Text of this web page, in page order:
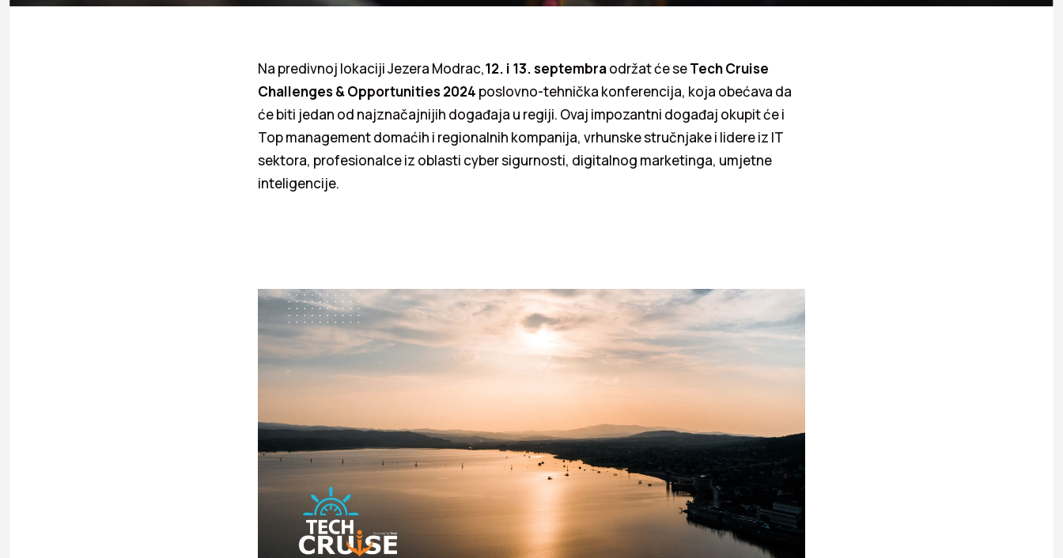
Na predivnoj lokaciji Jezera Modrac,12. i 13. septembraodržat će seTech Cruise
Challenges & Opportunities 2024 poslovno-tehnička konferencija, koja obećava da
će biti jedan od najznačajnijih događaja u regiji. Ovaj impozantni događaj okupit će i
Top management domaćih i regionalnih kompanija, vrhunske stručnjake i lidere iz IT
sektora, profesionalce iz oblasti cyber sigurnosti, digitalnog marketinga, umjetne
inteligencije.